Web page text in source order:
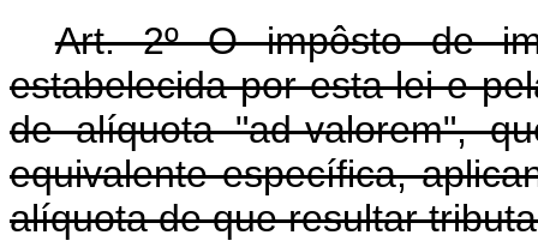
Art. 2º O impôsto de
estabelecida por esta lei e
de alíquota "ad-valorem",
equivalente específica,
alíquota de que resultar